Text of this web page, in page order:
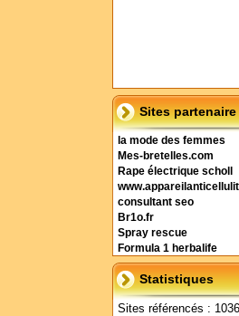
Sites partenaire
la mode des femmes
Mes-bretelles.com
Rape électrique scholl
consultant seo
Br1o.fr
Spray rescue
Formula 1 herbalife
Statistiques
Sites référencés :